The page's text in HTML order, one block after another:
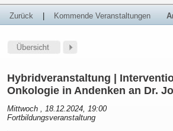
Zurück Kommende Veranstaltungen
Hybridveranstaltung |
Onkologie in Andenken an Dr.
Mittwoch , 18.12.2024, 19:00
Fortbildungsveranstaltung